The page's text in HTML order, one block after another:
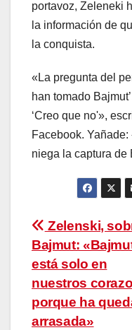
portavoz, Zeleneki
la información de
la conquista.
«La pregunta del
han tomado
‘Creo que no'»,
Facebook.
niega la captura de
de
entradas
Zelenski,
Bajmut:
está solo en
nuestros
porque ha
arrasada»